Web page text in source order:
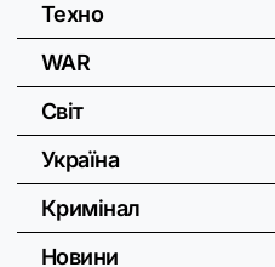
Техно
WAR
Світ
Україна
Кримінал
Новини